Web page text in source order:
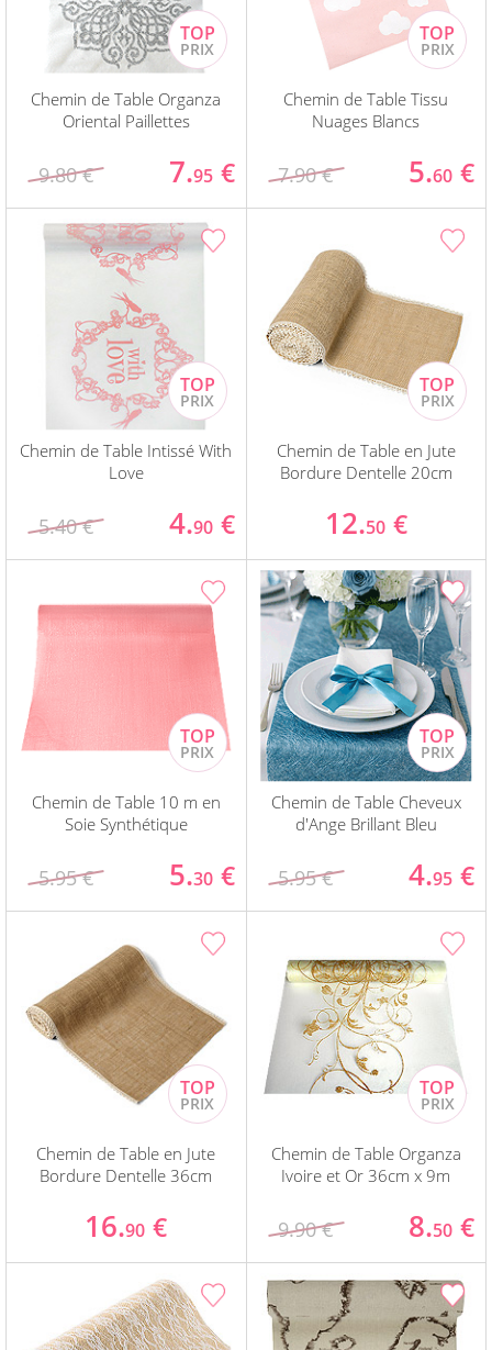
Chemin de Table Organza
Oriental Paillettes
9.80 € 7.95 €
Chemin de Table Tissu
Nuages Blancs
7.90 € 5.60 €
Chemin de Table Intissé With
Love
5.40 € 4.90 €
Chemin de Table en Jute
Bordure Dentelle 20cm
12.50 €
Chemin de Table 10 m en
Soie Synthétique
5.95 € 5.30 €
Chemin de Table Cheveux
d'Ange Brillant Bleu
5.95 € 4.95 €
Chemin de Table en Jute
Bordure Dentelle 36cm
16.90 €
Chemin de Table Organza
Ivoire et Or 36cm x 9m
9.90 € 8.50 €